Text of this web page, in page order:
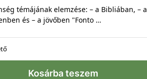
témájának elemzése: – a Bibliában, – a
és – a jövőben "Fonto …
Kosárba teszem